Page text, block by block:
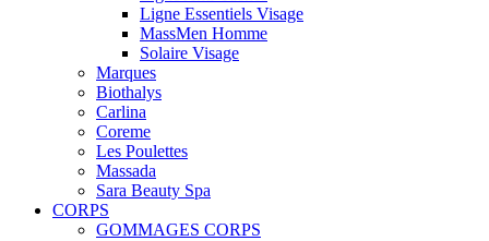
Ligne Essentiels Visage
MassMen Homme
Solaire Visage
Marques
Biothalys
Carlina
Coreme
Les Poulettes
Massada
Sara Beauty Spa
CORPS
GOMMAGES CORPS